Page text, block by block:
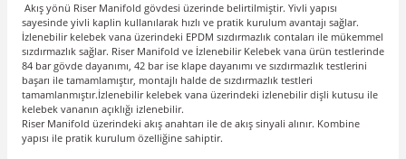
Akış yönü Riser Manifold gövdesi üzerinde belirtilmiştir. Yivli yapısı
sayesinde yivli kaplin kullanılarak hızlı ve pratik kurulum avantajı sağlar.
İzlenebilir kelebek vana üzerindeki EPDM sızdırmazlık contaları ile mükemmel
sızdırmazlık sağlar. Riser Manifold ve İzlenebilir Kelebek vana ürün testlerinde
84 bar gövde dayanımı, 42 bar ise klape dayanımı ve sızdırmazlık testlerini
başarı ile tamamlamıştır, montajlı halde de sızdırmazlık testleri
tamamlanmıştır.İzlenebilir kelebek vana üzerindeki izlenebilir dişli kutusu ile
kelebek vananın açıklığı izlenebilir.
Riser Manifold üzerindeki akış anahtarı ile de akış sinyali alınır. Kombine
yapısı ile pratik kurulum özelliğine sahiptir.